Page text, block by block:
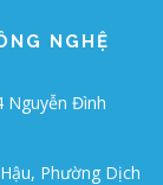
NGHỆ
Nguyễn Đình
Phường Dịch